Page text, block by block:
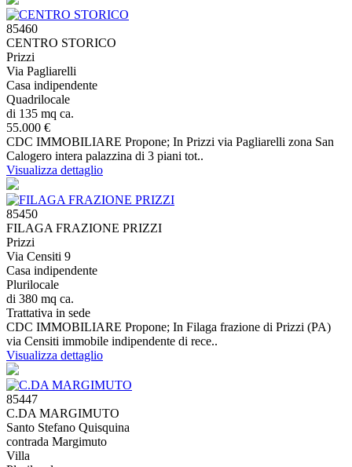
85460
CENTRO STORICO
Prizzi
Via Pagliarelli
Casa indipendente
Quadrilocale
di 135 mq ca.
55.000 €
CDC IMMOBILIARE Propone; In Prizzi via Pagliarelli zona San
Calogero intera palazzina di 3 piani tot..
Visualizza dettaglio
85450
FILAGA FRAZIONE PRIZZI
Prizzi
Via Censiti 9
Casa indipendente
Plurilocale
di 380 mq ca.
Trattativa in sede
CDC IMMOBILIARE Propone; In Filaga frazione di Prizzi (PA)
via Censiti immobile indipendente di rece..
Visualizza dettaglio
85447
C.DA MARGIMUTO
Santo Stefano Quisquina
contrada Margimuto
Villa